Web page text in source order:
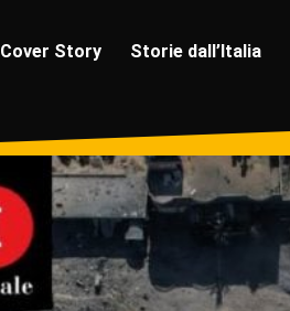
Cover Story Storie dall’Italia